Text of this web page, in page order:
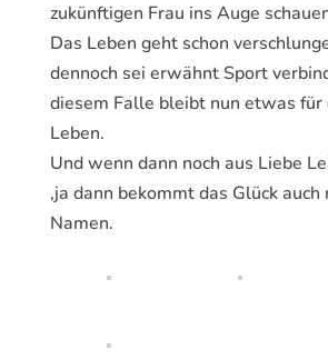
zukünftigen Frau ins Auge
Das Leben geht schon
dennoch sei erwähnt Sport
diesem Falle bleibt nun etwas für
Leben.
Und wenn dann noch aus Liebe
,ja dann bekommt das Glück auch
Namen.